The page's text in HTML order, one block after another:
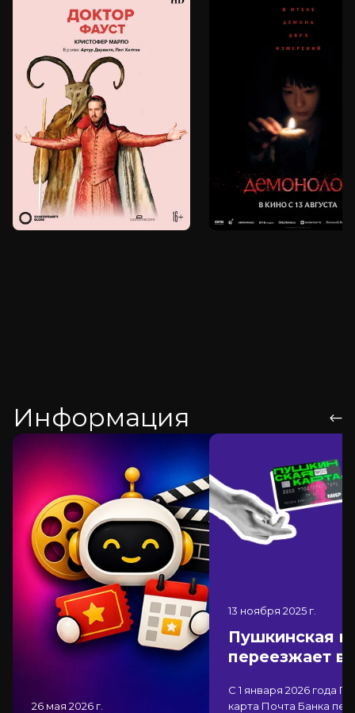
Информация
26 мая 2026 г.
13 ноября 2025 г.
Пушкинская
переезжает в
С 1 января 2026 года
карта Почта Банка